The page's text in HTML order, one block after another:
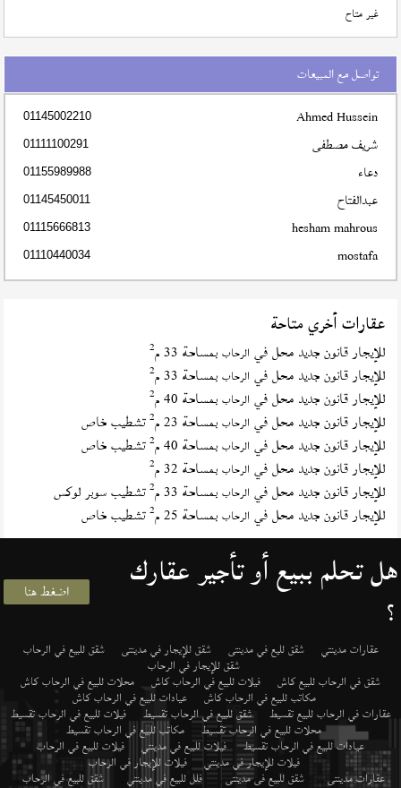
غير متاح
تواصل مع المبيعات
Ahmed Hussein
01145002210
شريف مصطفى 01111100291
دعاء 01155989988
عبدالفتاح 01145450011
hesham mahrous
01115666813
mostafa
01110440034
عقارات أخري متاحة
للإيجار قانون جديد محل في الرحاب بمساحة 33 م 2
للإيجار قانون جديد محل في الرحاب بمساحة 33 م 2
للإيجار قانون جديد محل في الرحاب بمساحة 40 م 2
للإيجار قانون جديد محل في الرحاب بمساحة 23 م 2تشطيب خاص
للإيجار قانون جديد محل في الرحاب بمساحة 40 م 2تشطيب خاص
للإيجار قانون جديد محل في الرحاب بمساحة 32 م 2
للإيجار قانون جديد محل في الرحاب بمساحة 33 م 2تشطيب سوبر لوكس
للإيجار قانون جديد محل في الرحاب بمساحة 25 م 2تشطيب خاص
هل تحلم ببيع أو تأجير عقارك
؟ اضغط هنا
عقارات مدينتي شقق لليع في مدينتى شقق للإيجار في مدينتى شقق للبيع في الرحاب
شقق للإيجار في الرحاب
شقق في الرحاب للبيع كاش فيلات للبيع في الرحاب كاش محلات للبيع في الرحاب كاش
مكاتب للبيع في الرحاب كاش عيادات للبيع في الرحاب كاش
عقارات في الرحاب للبيع تقسيط شقق للبيع في الرحاب تقسيط فيلات للبيع في الرحاب تقسيط
محلات للبيع في الرحاب تقسيط مكاتب للبيع في الرحاب تقسيط
عيادات للبيع في الرحاب تقسيط فيلات للبيع في مدينتي فيلات للبيع في الرحاب
فيلات للإيجار في مدينتي فيلات للإيجار في الرحاب
عقارات مدينتى , شقق للبيع فى مدينتى , فلل للبيع في مدينتي , شقق للبيع في الرحاب